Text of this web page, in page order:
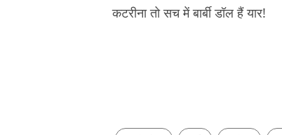
कटरीना तो सच में बार्बी डॉल हैं यार!